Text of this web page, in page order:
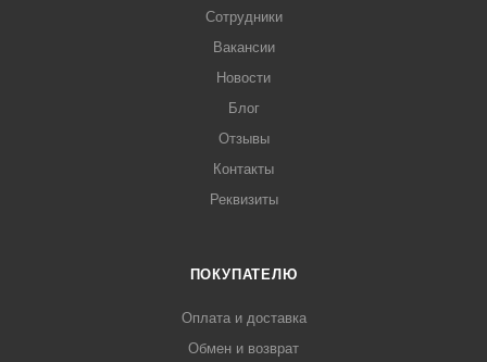
Сотрудники
Вакансии
Новости
Блог
Отзывы
Контакты
Реквизиты
ПОКУПАТЕЛЮ
Оплата и доставка
Обмен и возврат